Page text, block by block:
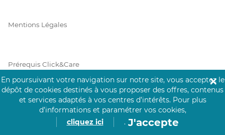
Mentions Légales
Prérequis Click&Care
Protection des Données
En poursuivant votre navigation sur notre site, vous acceptez le
dépôt de cookies destinés à vous proposer des offres, contenus
et services adaptés à vos centres d’intérêts. Pour plus
d’informations et paramétrer vos cookies,
cliquez ici
. J'accepte
✕